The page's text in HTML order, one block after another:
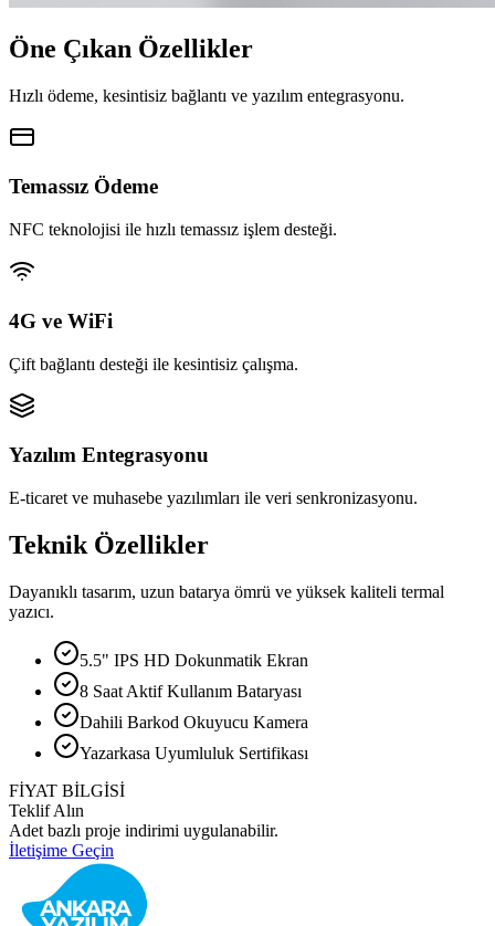
Öne Çıkan Özellikler
Hızlı ödeme, kesintisiz bağlantı ve yazılım entegrasyonu.
Temassız Ödeme
NFC teknolojisi ile hızlı temassız işlem desteği.
4G ve WiFi
Çift bağlantı desteği ile kesintisiz çalışma.
Yazılım Entegrasyonu
E-ticaret ve muhasebe yazılımları ile veri senkronizasyonu.
Teknik Özellikler
Dayanıklı tasarım, uzun batarya ömrü ve yüksek kaliteli termal
yazıcı.
5.5" IPS HD Dokunmatik Ekran
8 Saat Aktif Kullanım Bataryası
Dahili Barkod Okuyucu Kamera
Yazarkasa Uyumluluk Sertifikası
FİYAT BİLGİSİ
Teklif Alın
Adet bazlı proje indirimi uygulanabilir.
İletişime Geçin